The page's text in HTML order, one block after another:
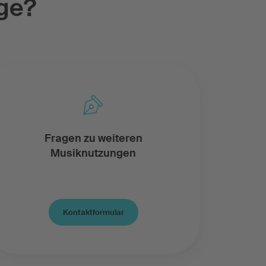
Fragen zu weiteren
Musiknutzungen
Kontaktformular